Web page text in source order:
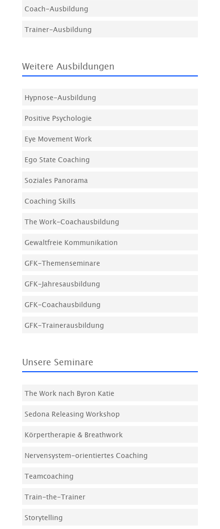
Coach-Ausbildung
Trainer-Ausbildung
Weitere Ausbildungen
Hypnose-Ausbildung
Positive Psychologie
Eye Movement Work
Ego State Coaching
Soziales Panorama
Coaching Skills
The Work-Coachausbildung
Gewaltfreie Kommunikation
GFK-Themenseminare
GFK-Jahresausbildung
GFK-Coachausbildung
GFK-Trainerausbildung
Unsere Seminare
The Work nach Byron Katie
Sedona Releasing Workshop
Körpertherapie & Breathwork
Nervensystem-orientiertes Coaching
Teamcoaching
Train-the-Trainer
Storytelling